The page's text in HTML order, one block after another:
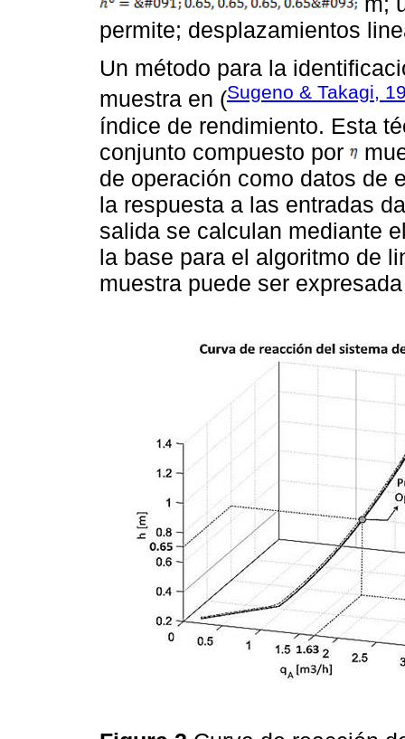
permite; desplazamientos
Un método para la
muestra en (Sugeno & Takagi,
índice de rendimiento. Esta
conjunto compuesto por
de operación como datos de
la respuesta a las entradas
salida se calculan mediante
la base para el algoritmo de
muestra puede ser